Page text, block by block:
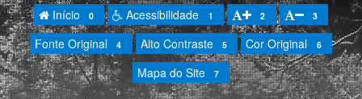
Início 0 Acessibilidade 1 2 3
Fonte Original 4 Alto Contraste 5 Cor Original 6
Mapa do Site 7